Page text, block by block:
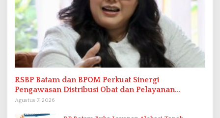
RSBP Batam dan BPOM Perkuat Sinergi
Pengawasan Distribusi Obat dan Pelayanan
Kefarmasian
Agustus 7, 2026